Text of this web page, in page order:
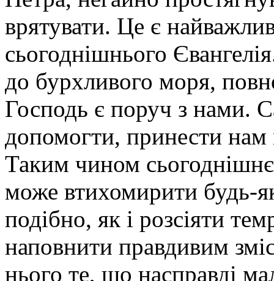
врятувати. Це є
сьогоднішнього
до бурхливого моря,
Господь є поруч з нами.
допомогти, принести
Таким чином сьогоднішнє
може втихомирити будь-
подібно, як і розсіяти
наповнити правдивим
нього те, що насправді